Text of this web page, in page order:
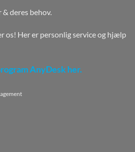
deres behov.
os! Her er personlig service og hjælp
AnyDesk her.